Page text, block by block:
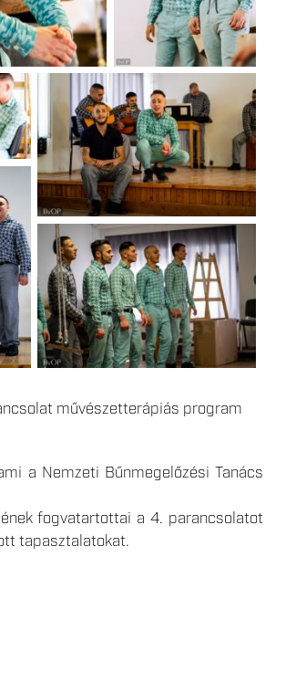
művészetterápiás program
a Nemzeti Bűnmegelőzési Tanács
fogvatartottai a 4. parancsolatot
tapasztalatokat.